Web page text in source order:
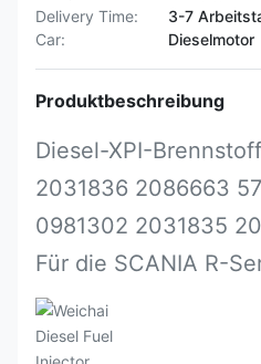
Delivery Time:
3-7
Car:
Dieselmotor
Produktbeschreibung
Diesel-XPI-
2031836 2086663
0981302 2031835
Für die SCANIA R-